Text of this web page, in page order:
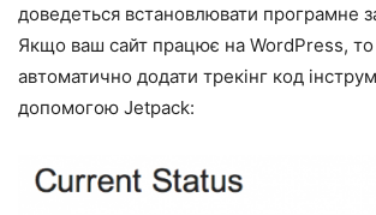
доведеться встановлювати програмне
Якщо ваш сайт працює на WordPress,
автоматично додати трекінг код
допомогою Jetpack: